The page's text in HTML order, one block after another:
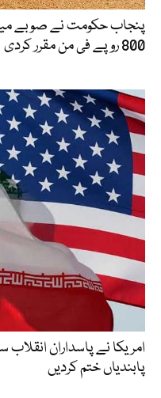
800 روپے فی من مقرر کردی
امریکا نے پاسداران
پابندیاں ختم کردیں